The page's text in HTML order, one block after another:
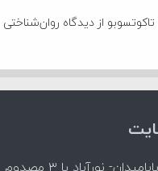
از دیدگاه روان‌شناختی